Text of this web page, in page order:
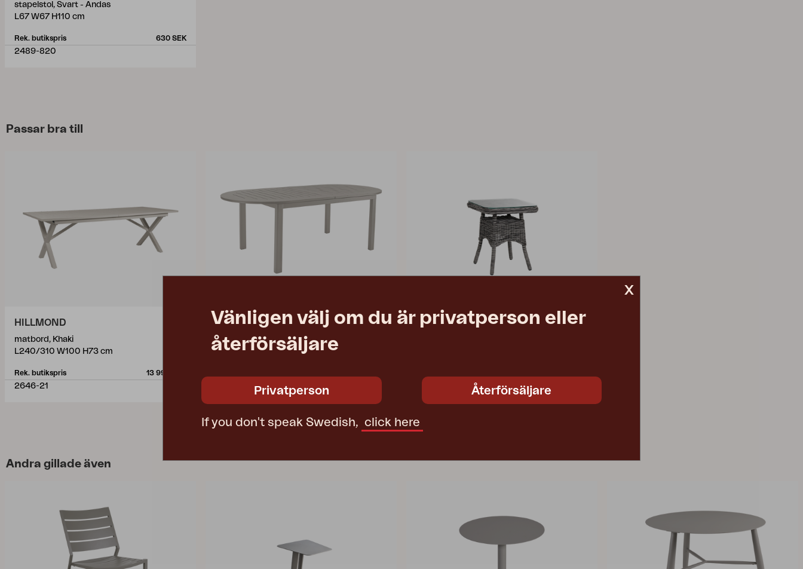
stapelstol, Svart - Andas
L67 W67 H110 cm
Rek. butikspris 630 SEK
2489-820
Passar bra till
HILLMOND
matbord, Khaki
L240/310 W100 H73 cm
Rek. butikspris 13 990 SEK
2646-21
LOMMA ELIPSE
matbord, Khaki
L220/280 W110 H73 cm
ROSITA
Andra gillade även
x
Vänligen välj om du är privatperson eller
återförsäljare
Privatperson Återförsäljare
If you don't speak Swedish, click here